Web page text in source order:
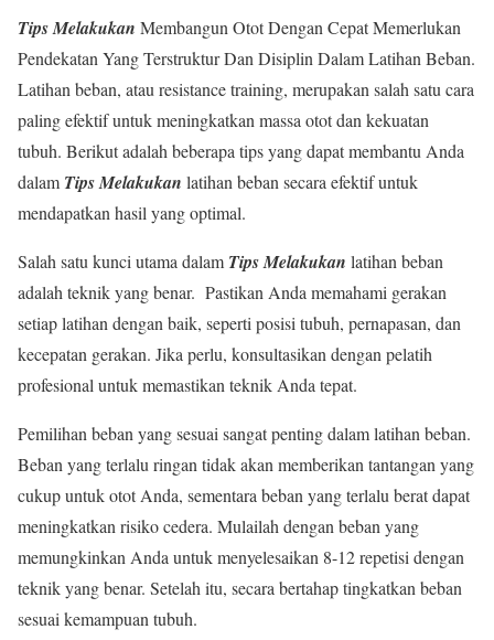
Tips Melakukan Membangun Otot Dengan Cepat Memerlukan
Pendekatan Yang Terstruktur Dan Disiplin Dalam Latihan Beban.
Latihan beban, atau resistance training, merupakan salah satu cara
paling efektif untuk meningkatkan massa otot dan kekuatan
tubuh. Berikut adalah beberapa tips yang dapat membantu Anda
dalam Tips Melakukan latihan beban secara efektif untuk
mendapatkan hasil yang optimal.
Salah satu kunci utama dalam Tips Melakukan latihan beban
adalah teknik yang benar. Pastikan Anda memahami gerakan
setiap latihan dengan baik, seperti posisi tubuh, pernapasan, dan
kecepatan gerakan. Jika perlu, konsultasikan dengan pelatih
profesional untuk memastikan teknik Anda tepat.
Pemilihan beban yang sesuai sangat penting dalam latihan beban.
Beban yang terlalu ringan tidak akan memberikan tantangan yang
cukup untuk otot Anda, sementara beban yang terlalu berat dapat
meningkatkan risiko cedera. Mulailah dengan beban yang
memungkinkan Anda untuk menyelesaikan 8-12 repetisi dengan
teknik yang benar. Setelah itu, secara bertahap tingkatkan beban
sesuai kemampuan tubuh.